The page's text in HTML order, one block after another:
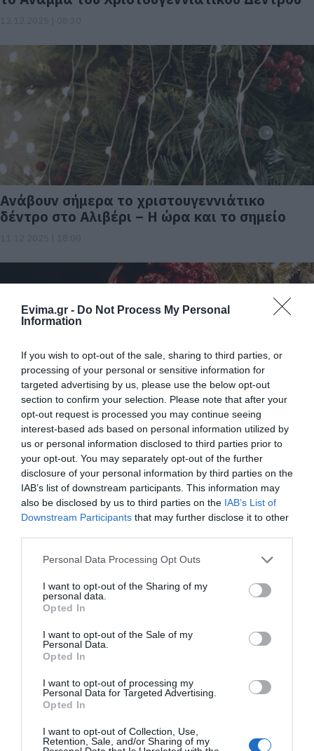
Evima.gr - Do Not Process My Personal
Information
If you wish to opt-out of the sale, sharing to third parties, or
processing of your personal or sensitive information for
targeted advertising by us, please use the below opt-out
section to confirm your selection. Please note that after your
opt-out request is processed you may continue seeing
interest-based ads based on personal information utilized by
us or personal information disclosed to third parties prior to
your opt-out. You may separately opt-out of the further
disclosure of your personal information by third parties on the
IAB’s list of downstream participants. This information may
also be disclosed by us to third parties on the IAB’s List of
Downstream Participants that may further disclose it to other
Please note that this website/app uses one or more Google
not limited to your visit or usage behaviour. You may click to
grant or deny consent to Google and its third-party tags to
use your data for below specified purposes in below Google
consent section.
Personal Data Processing Opt Outs
I want to opt-out of the Sharing of my
personal data.
Opted In
I want to opt-out of the Sale of my
Personal Data.
Opted In
I want to opt-out of processing my
Personal Data for Targeted Advertising.
Opted In
I want to opt-out of Collection, Use,
Retention, Sale, and/or Sharing of my
Ανάβουν σήμερα το χριστουγεννιάτικο
δέντρο στο Αλιβέρι – Η ώρα και το σημείο
Σε αυτή την περιοχή της Εύβοιας ανάβουν
το χριστουγεννιάτικο δέντρο με
λουκουμάδες και κρασί
11.12.2025 | 15:45
Έρχεται το χριστουγεννιάτικο φεστιβάλ
στην Εύβοια: Πού θα γίνει
09.12.2025 | 18:40